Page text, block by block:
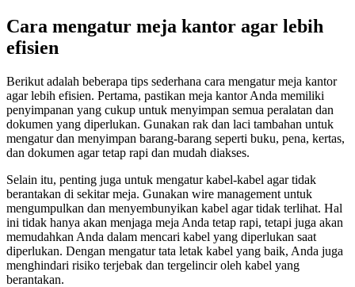
Cara mengatur meja kantor agar lebih
efisien
Berikut adalah beberapa tips sederhana cara mengatur meja kantor
agar lebih efisien. Pertama, pastikan meja kantor Anda memiliki
penyimpanan yang cukup untuk menyimpan semua peralatan dan
dokumen yang diperlukan. Gunakan rak dan laci tambahan untuk
mengatur dan menyimpan barang-barang seperti buku, pena, kertas,
dan dokumen agar tetap rapi dan mudah diakses.
Selain itu, penting juga untuk mengatur kabel-kabel agar tidak
berantakan di sekitar meja. Gunakan wire management untuk
mengumpulkan dan menyembunyikan kabel agar tidak terlihat. Hal
ini tidak hanya akan menjaga meja Anda tetap rapi, tetapi juga akan
memudahkan Anda dalam mencari kabel yang diperlukan saat
diperlukan. Dengan mengatur tata letak kabel yang baik, Anda juga
menghindari risiko terjebak dan tergelincir oleh kabel yang
berantakan.